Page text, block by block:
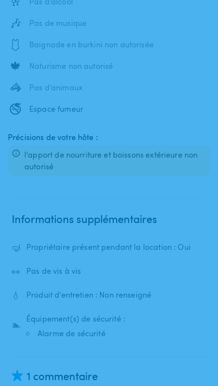
🎶 Pas de musique
🩱 Baignade en burkini non autorisée
🍁 Naturisme non autorisé
🦓 Pas d'animaux
🚭 Espace fumeur
Précisions de votre hôte :
l'apport de nourriture et boissons extérieure non
autorisé
Informations supplémentaires
🤿 Propriétaire présent pendant la location : Oui
👀 Pas de vis à vis
💧 Produit d'entretien : Non renseigné
🏊
Équipement(s) de sécurité :
Alarme de sécurité
1 commentaire